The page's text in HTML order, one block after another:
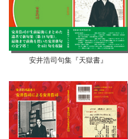
安井浩司句集『天獄書』